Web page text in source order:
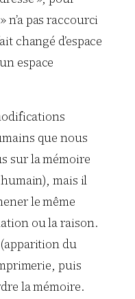
pas raccourci
changé d’espace
espace
que nous
sur la mémoire
humain), mais il
le même
ou la raison.
du
puis
la mémoire.